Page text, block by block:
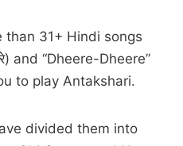
than 31+ Hindi songs
and “Dheere-Dheere”
to play Antakshari.
divided them into